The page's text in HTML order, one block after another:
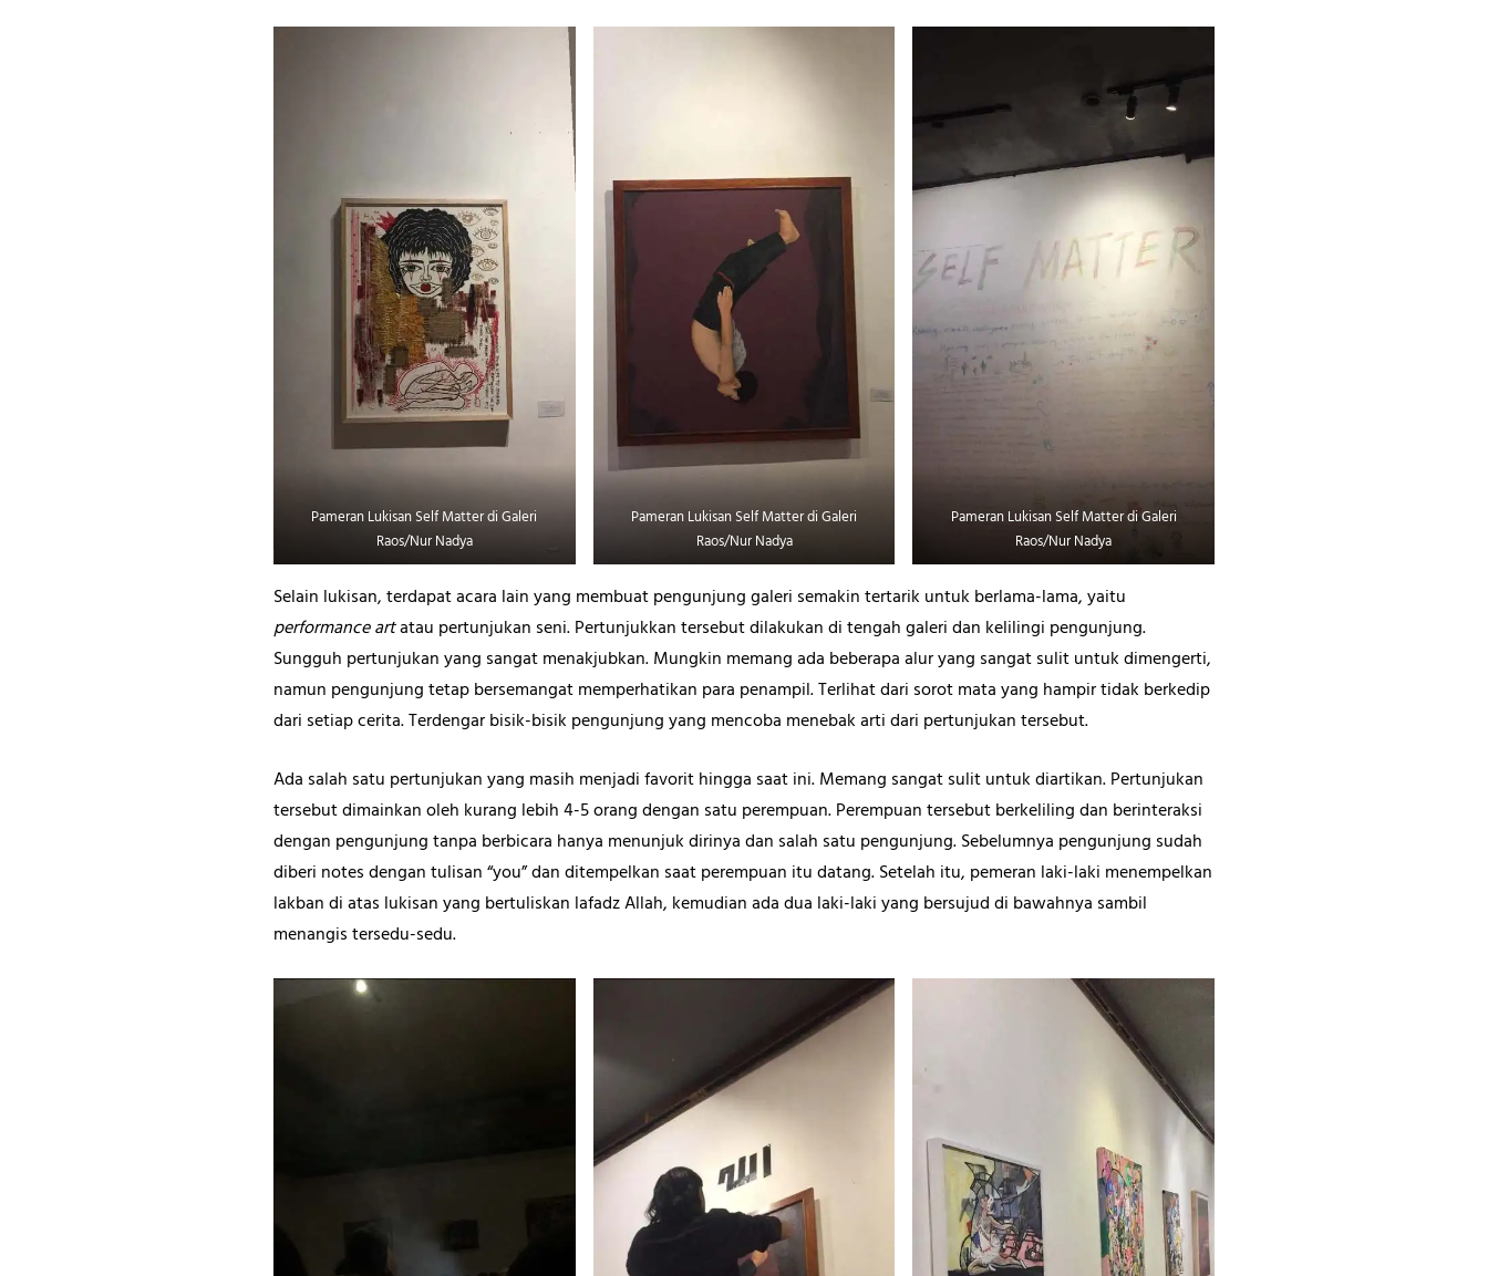
Pameran Lukisan Self Matter di Galeri
Raos/Nur Nadya
Pameran Lukisan Self Matter di Galeri
Raos/Nur Nadya
Pameran Lukisan Self Matter di Galeri
Raos/Nur Nadya
Selain lukisan, terdapat acara lain yang membuat pengunjung galeri semakin tertarik untuk berlama-lama, yaitu
performance artatau pertunjukan seni. Pertunjukkan tersebut dilakukan di tengah galeri dan kelilingi pengunjung.
Sungguh pertunjukan yang sangat menakjubkan. Mungkin memang ada beberapa alur yang sangat sulit untuk dimengerti,
namun pengunjung tetap bersemangat memperhatikan para penampil. Terlihat dari sorot mata yang hampir tidak berkedip
dari setiap cerita. Terdengar bisik-bisik pengunjung yang mencoba menebak arti dari pertunjukan tersebut.
Ada salah satu pertunjukan yang masih menjadi favorit hingga saat ini. Memang sangat sulit untuk diartikan. Pertunjukan
tersebut dimainkan oleh kurang lebih 4-5 orang dengan satu perempuan. Perempuan tersebut berkeliling dan berinteraksi
dengan pengunjung tanpa berbicara hanya menunjuk dirinya dan salah satu pengunjung. Sebelumnya pengunjung sudah
diberi notes dengan tulisan “you” dan ditempelkan saat perempuan itu datang. Setelah itu, pemeran laki-laki menempelkan
lakban di atas lukisan yang bertuliskan lafadz Allah, kemudian ada dua laki-laki yang bersujud di bawahnya sambil
menangis tersedu-sedu.